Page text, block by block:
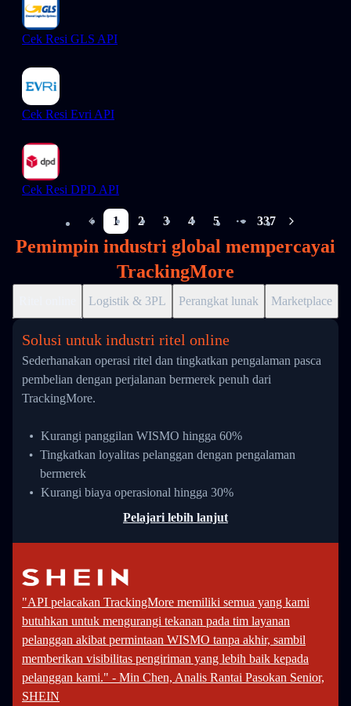
Cek Resi GLS API
Cek Resi Evri API
Cek Resi DPD API
1 2 3 4 5
More pages
337
Pemimpin industri global mempercayai
TrackingMore
Logistik & 3PL Perangkat lunak Marketplace
Solusi untuk industri ritel online
Sederhanakan operasi ritel dan tingkatkan pengalaman pasca
pembelian dengan perjalanan bermerek penuh dari
TrackingMore.
Kurangi panggilan WISMO hingga 60%
Tingkatkan loyalitas pelanggan dengan pengalaman
bermerek
Kurangi biaya operasional hingga 30%
Pelajari lebih lanjut
"API pelacakan TrackingMore memiliki semua yang kami
butuhkan untuk mengurangi tekanan pada tim layanan
pelanggan akibat permintaan WISMO tanpa akhir, sambil
memberikan visibilitas pengiriman yang lebih baik kepada
pelanggan kami." - Min Chen, Analis Rantai Pasokan Senior,
SHEIN